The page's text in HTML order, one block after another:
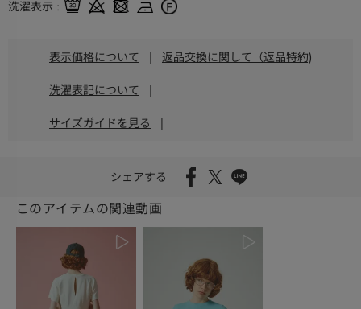
洗濯表示
表示価格について | 返品交換に関して（返品特約)
洗濯表記について |
サイズガイドを見る |
シェアする
このアイテムの関連動画